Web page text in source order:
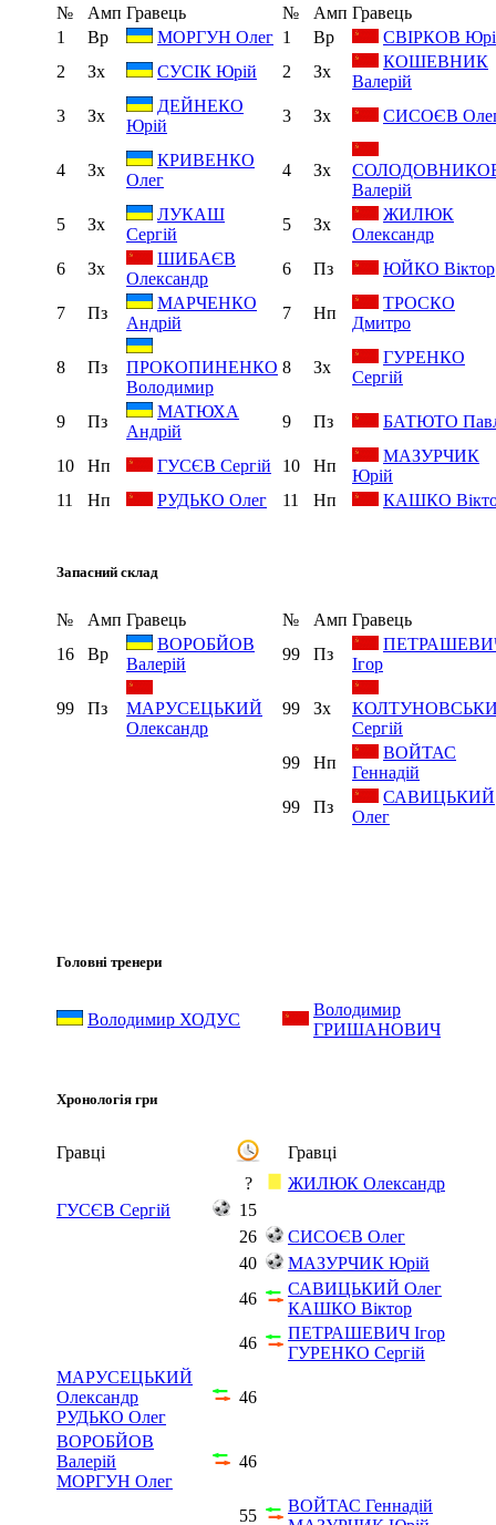
№ Амп Гравець № Амп Гравець
1
Вр МОРГУН Олег 1 Вр
СВІРКОВ
2
Зх СУСІК Юрій 2 Зх
КОШЕВНИК
Валерій
3
Зх
ДЕЙНЕКО
Юрій
3 Зх СИСОЄВ
4 Зх
КРИВЕНКО
Олег
4 Зх
Валерій
5
Зх
ЛУКАШ
Сергій
5 Зх
ЖИЛЮК
Олександр
6
Зх
ШИБАЄВ
Олександр
6 Пз ЮЙКО Віктор
7 Пз
МАРЧЕНКО
Андрій
7 Нп
ТРОСКО
Дмитро
8 Пз
ПРОКОПИНЕНКО
Володимир
8 Зх
ГУРЕНКО
Сергій
9 Пз
МАТЮХА
Андрій
9 Пз БАТЮТО
10 Нп ГУСЄВ Сергій 10 Нп
МАЗУРЧИК
Юрій
11
Нп РУДЬКО Олег 11 Нп КАШКО
Запасний склад
№ Амп Гравець № Амп Гравець
16
Вр
ВОРОБЙОВ
Валерій
99 Пз
Ігор
99 Пз
МАРУСЕЦЬКИЙ
Олександр
99 Зх
Сергій
99
Нп
ВОЙТАС
Геннадій
99
Пз
САВИЦЬКИЙ
Олег
Головні тренери
Володимир ХОДУС
Володимир
ГРИШАНОВИЧ
Хронологія гри
Гравці
Гравці
?
ЖИЛЮК Олександр
ГУСЄВ Сергій
15
26
СИСОЄВ Олег
40
МАЗУРЧИК Юрій
46
САВИЦЬКИЙ Олег
КАШКО Віктор
46
ПЕТРАШЕВИЧ Ігор
ГУРЕНКО Сергій
МАРУСЕЦЬКИЙ
Олександр
РУДЬКО Олег
46
ВОРОБЙОВ
Валерій
МОРГУН Олег
46
55
ВОЙТАС Геннадій